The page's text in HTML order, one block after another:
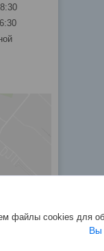
файлы cookies для
Вы